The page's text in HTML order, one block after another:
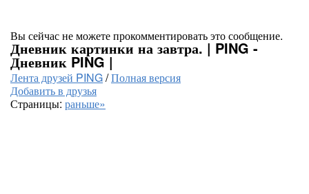
Вы сейчас не можете прокомментировать это сообщение.
Дневник картинки на завтра. | PING -
Дневник PING |
Лента друзей PING/Полная версия
Добавить в друзья
Страницы: раньше»